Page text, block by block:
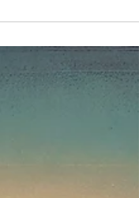
de...